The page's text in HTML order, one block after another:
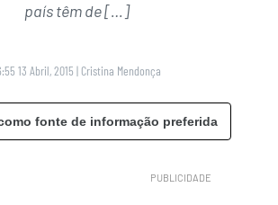
país têm de […]
13 Abril, 2015 | Cristina Mendonça
fonte de informação preferida